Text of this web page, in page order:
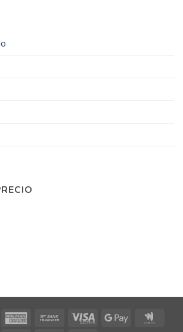
MasterCardAmerican
Bank
Visa
Google